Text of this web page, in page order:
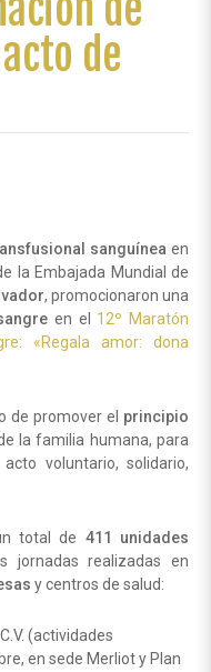
de
sanguínea en
la Embajada Mundial de
, promocionaron una
en el 12º Maratón
«Regala amor: dona
de promover el principio
la familia humana, para
voluntario, solidario,
total de 411 unidades
jornadas realizadas en
y centros de salud:
(actividades
en sede Merliot y Plan